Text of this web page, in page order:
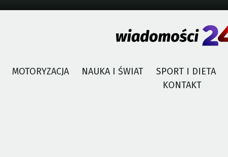
MOTORYZACJA NAUKA I ŚWIAT SPORT I DIETA
KONTAKT